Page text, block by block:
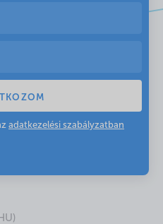
adatkezelési szabályzatban